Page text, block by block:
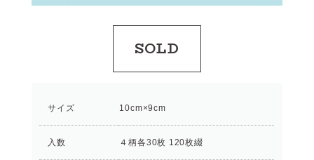
SOLD
サイズ 10cm×9cm
入数 ４柄各30枚 120枚綴